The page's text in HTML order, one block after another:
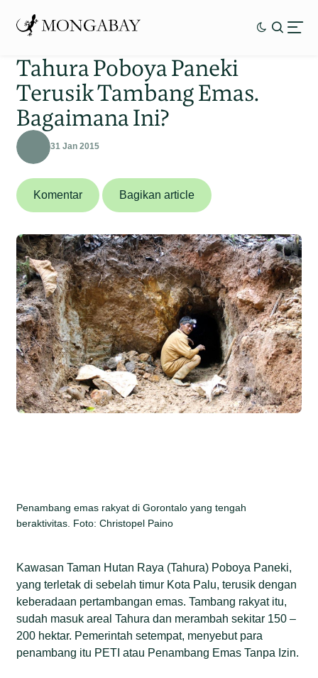
Tahura Poboya Paneki
Terusik Tambang Emas.
Bagaimana Ini?
31 Jan 2015
Komentar Bagikan article
Penambang emas rakyat di Gorontalo yang tengah
beraktivitas. Foto: Christopel Paino
Kawasan Taman Hutan Raya (Tahura) Poboya Paneki,
yang terletak di sebelah timur Kota Palu, terusik dengan
keberadaan pertambangan emas. Tambang rakyat itu,
sudah masuk areal Tahura dan merambah sekitar 150 –
200 hektar. Pemerintah setempat, menyebut para
penambang itu PETI atau Penambang Emas Tanpa Izin.